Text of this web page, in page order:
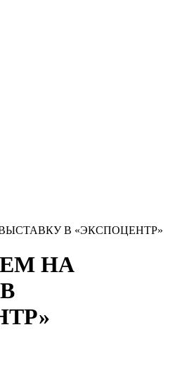
В «ЭКСПОЦЕНТР»
НА